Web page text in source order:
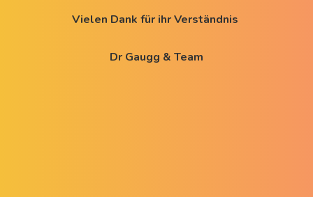
Vielen Dank für ihr Verständnis
Dr Gaugg & Team